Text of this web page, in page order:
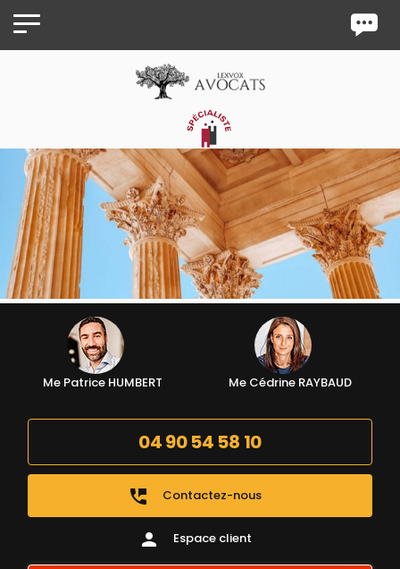
Me Patrice HUMBERT Me Cédrine RAYBAUD
04 90 54 58 10
perm_phone_msg Contactez-nous
person Espace client